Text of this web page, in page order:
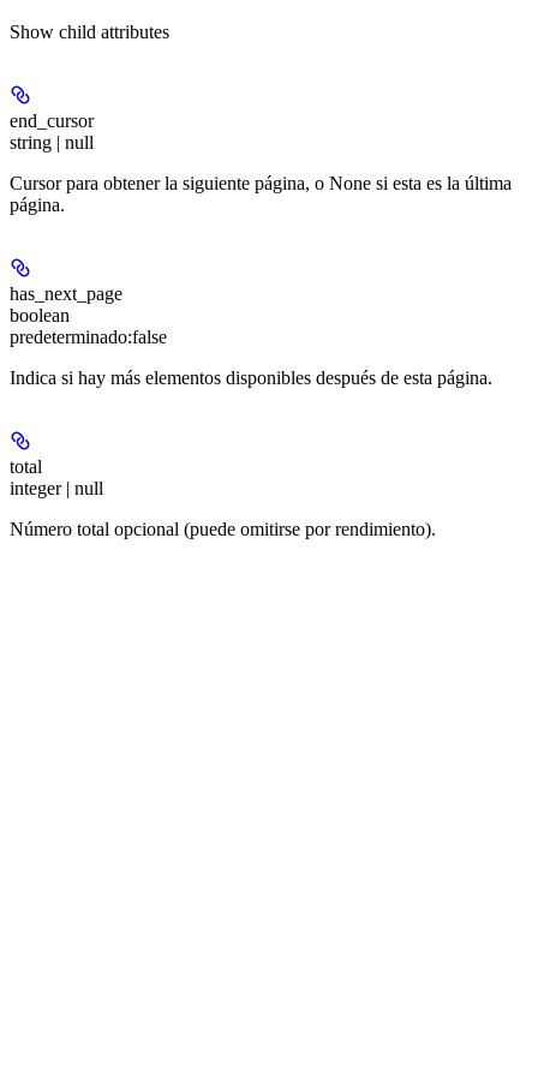
Show child attributes
end_cursor
string | null
Cursor para obtener la siguiente página, o None si esta es la última
página.
has_next_page
boolean
predeterminado:false
Indica si hay más elementos disponibles después de esta página.
total
integer | null
Número total opcional (puede omitirse por rendimiento).